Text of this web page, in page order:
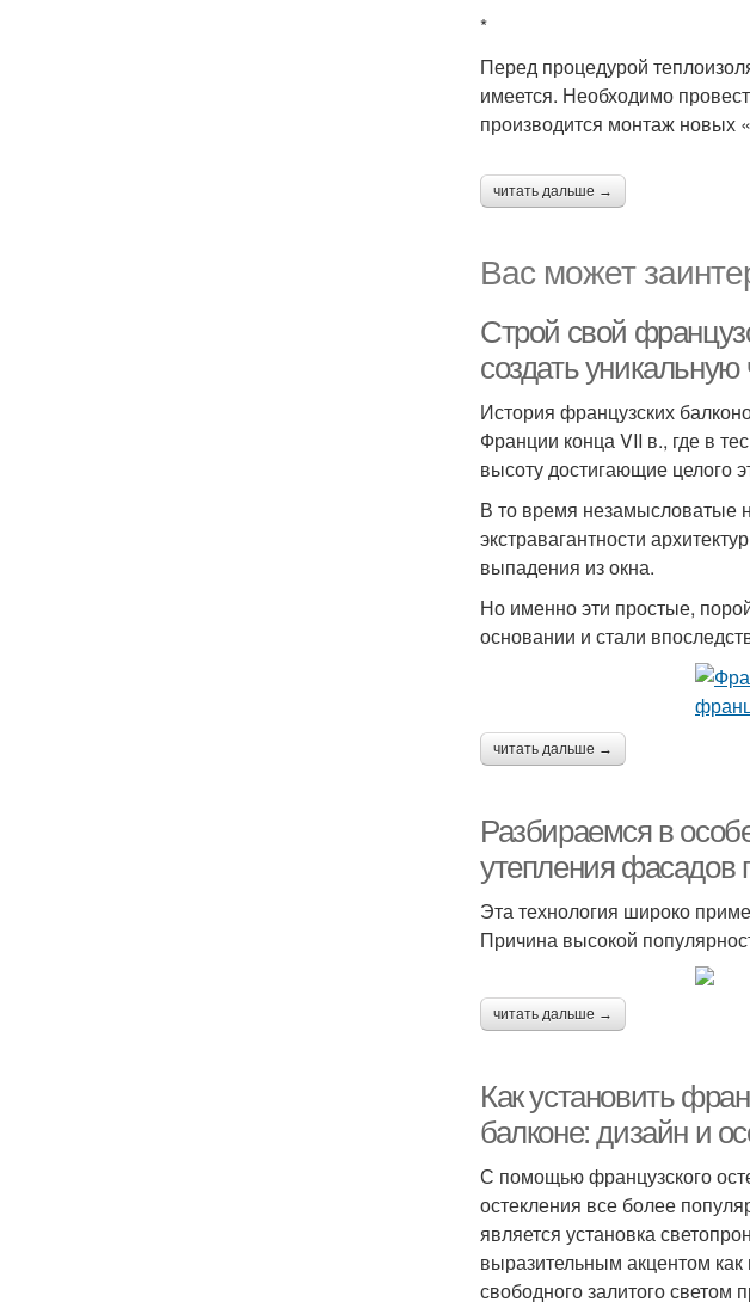
*
Перед процедурой
имеется. Необходимо
производится монтаж новых
читать дальше →
Вас может
Строй свой
создать
История французских
Франции конца VII в., где в
высоту достигающие целого
В то время незамысловатые
экстравагантности
выпадения из окна.
Но именно эти простые,
основании и стали
читать дальше →
Разбираемся в
утепления фасадов
Эта технология широко
Причина высокой
читать дальше →
Как установить
балконе: дизайн и
С помощью французского
остекления все более
является установка
выразительным акцентом
свободного залитого светом